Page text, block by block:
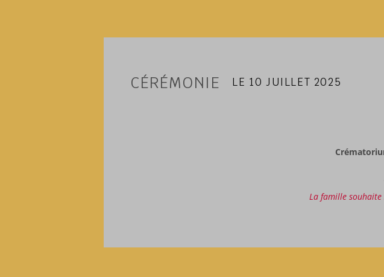
CÉRÉMONIE LE 10 JUILLET 2025
La famille